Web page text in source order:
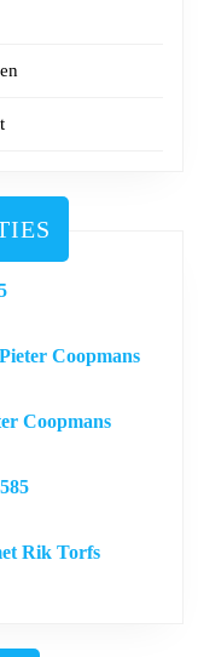
Coopmans
Coopmans
Rik Torfs